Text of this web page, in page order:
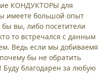
КОНДУКТОРЫ для
имеете большой опыт
вы, либо посетители
то встречался с данным
Ведь если мы добиваемя
бы не обратить
благодарен за любую